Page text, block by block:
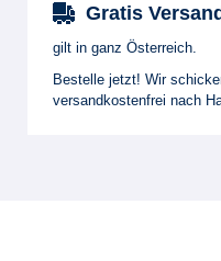
Gratis
gilt in ganz Österreich.
Bestelle jetzt! Wir
versandkostenfrei nach